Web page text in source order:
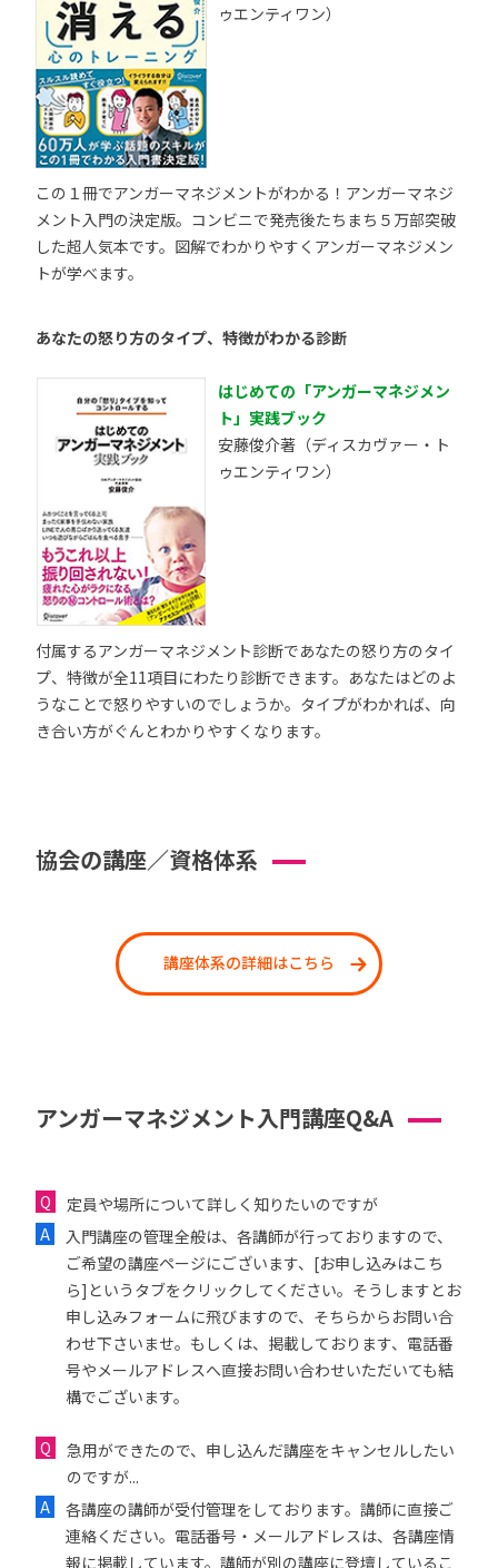
ゥエンティワン）
この１冊でアンガーマネジメントがわかる！アンガーマネジ
メント入門の決定版。コンビニで発売後たちまち５万部突破
した超人気本です。図解でわかりやすくアンガーマネジメン
トが学べます。
あなたの怒り方のタイプ、特徴がわかる診断
はじめての「アンガーマネジメン
ト」実践ブック
安藤俊介著（ディスカヴァー・ト
ゥエンティワン）
付属するアンガーマネジメント診断であなたの怒り方のタイ
プ、特徴が全11項目にわたり診断できます。あなたはどのよ
うなことで怒りやすいのでしょうか。タイプがわかれば、向
き合い方がぐんとわかりやすくなります。
協会の講座／資格体系
講座体系の詳細はこちら
アンガーマネジメント入門講座Q&A
定員や場所について詳しく知りたいのですが
入門講座の管理全般は、各講師が行っておりますので、
ご希望の講座ページにございます、[お申し込みはこち
ら]というタブをクリックしてください。そうしますとお
申し込みフォームに飛びますので、そちらからお問い合
わせ下さいませ。もしくは、掲載しております、電話番
号やメールアドレスへ直接お問い合わせいただいても結
構でございます。
急用ができたので、申し込んだ講座をキャンセルしたい
のですが...
各講座の講師が受付管理をしております。講師に直接ご
連絡ください。電話番号・メールアドレスは、各講座情
報に掲載しています。講師が別の講座に登壇しているこ